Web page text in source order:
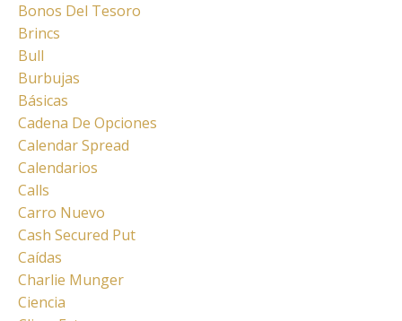
Bonos Del Tesoro
Brincs
Bull
Burbujas
Básicas
Cadena De Opciones
Calendar Spread
Calendarios
Calls
Carro Nuevo
Cash Secured Put
Caídas
Charlie Munger
Ciencia